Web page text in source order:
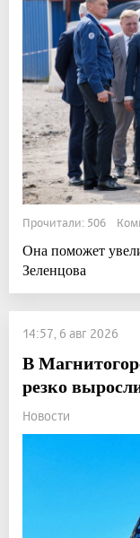
Прочитали: 506
Она поможет
Зеленцова
14:57, 6 авг 2026
В
резко
Новости